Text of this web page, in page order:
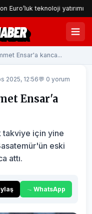
teknoloji yatırımı
Ensar'a kanca...
2025, 12:56💬 0 yorum
Ensar'a
takviye için yine
eski
attı.
WhatsApp